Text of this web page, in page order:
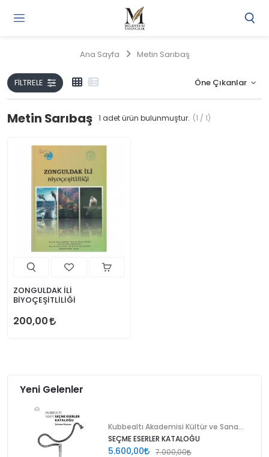
Ana Sayfa Metin Sarıbaş
FILTRELE
Metin Sarıbaş 1 adet ürün bulunmuştur. (1 / 1)
ZONGULDAK İLİ
BİYOÇEŞİTLİLİĞİ
200,00
Yeni Gelenler
SEÇME ESERLER KATALOĞU
5.600,00 7.000,00